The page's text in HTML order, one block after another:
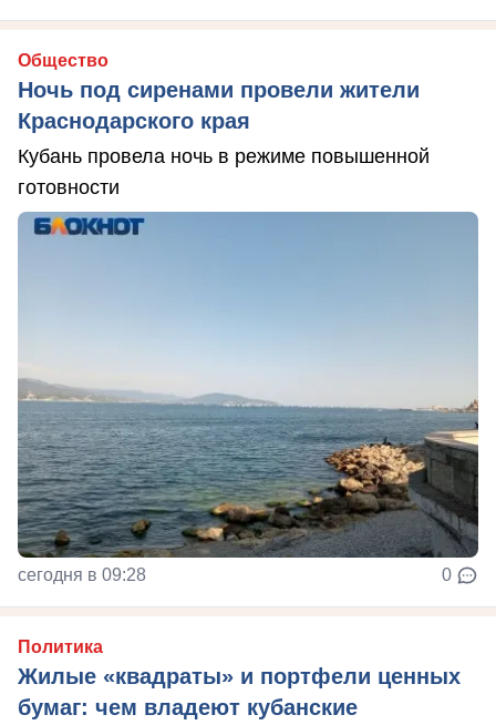
Общество
Ночь под сиренами провели жители
Краснодарского края
Кубань провела ночь в режиме повышенной
готовности
сегодня в 09:28 0
Политика
Жилые «квадраты» и портфели ценных
бумаг: чем владеют кубанские